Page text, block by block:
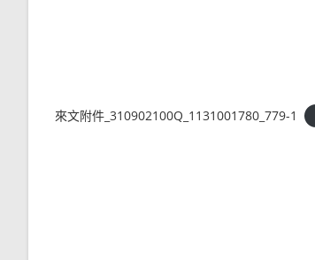
來文附件_310902100Q_1131001780_779-1